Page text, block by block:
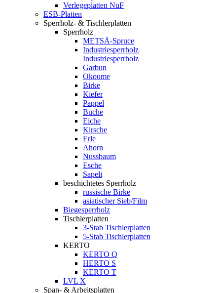
Verlegeplatten NuF
ESB-Platten
Sperrholz- & Tischlerplatten
Sperrholz
METSÄ-Spruce
Industriesperrholz
Industriesperrholz
Garbun
Okoume
Birke
Kiefer
Pappel
Buche
Eiche
Kirsche
Erle
Ahorn
Nussbaum
Esche
Sapeli
beschichtetes Sperrholz
russische Birke
asiatischer Sieb/Film
Biegesperrholz
Tischlerplatten
3-Stab Tischlerplatten
5-Stab Tischlerplatten
KERTO
KERTO Q
HERTO S
KERTO T
LVL X
Span- & Arbeitsplatten